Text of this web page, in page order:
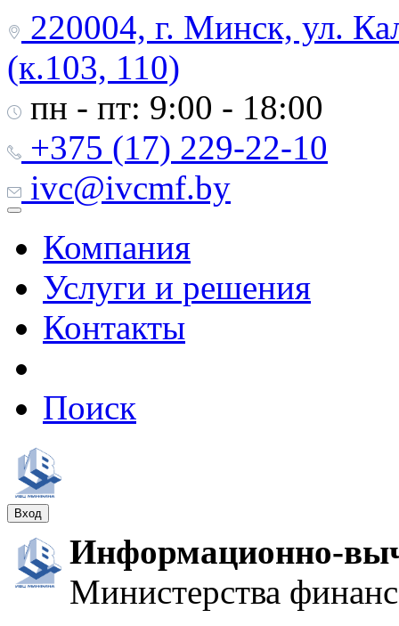
220004, г. Минск, ул.
(к.103, 110)
пн - пт: 9:00 - 18:00
+375 (17) 229-22-10
ivc@ivcmf.by
Компания
Услуги и решения
Контакты
Поиск
Вход
Информационно-
Министерства